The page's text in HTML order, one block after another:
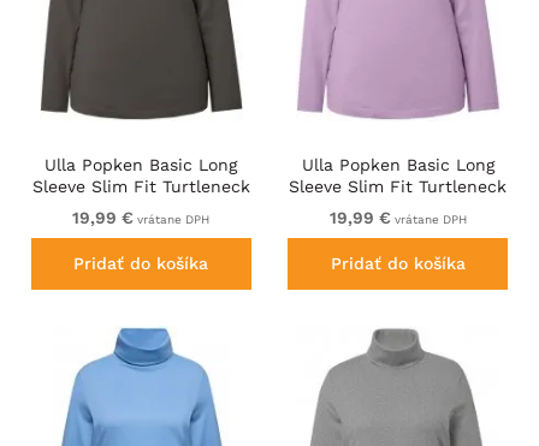
Ulla Popken Basic Long
Sleeve Slim Fit Turtleneck
Graphite Grey
19,99 € vrátane DPH
Pridať do košíka
Ulla Popken Basic Long
Sleeve Slim Fit Turtleneck
Lavender
19,99 € vrátane DPH
Pridať do košíka